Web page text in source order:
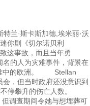
兰·斯卡斯加德,埃米丽·沃
你剧《切尔诺贝利
这事故，而且当年勇
的人为灾难事件，背景在
难中的欧洲。 Stellan
，但当时政府还没意识到
难不停攀升的伤亡人数。
调查期间令她与想埋葬可